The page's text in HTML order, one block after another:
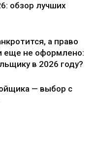
обзор лучших
а право
еще не оформлено:
в 2026 году?
— выбор с